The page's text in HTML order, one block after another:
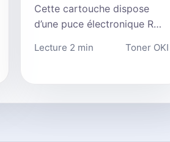
Cette cartouche dispose
d’une puce électronique R…
Lecture 2 min Toner OKI